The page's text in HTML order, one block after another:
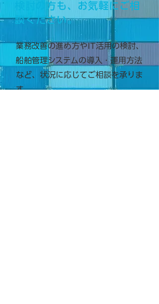
検討の方も、お気軽にご相
談ください。
業務改善の進め方やIT活用の検討、
船舶管理システムの導入・運用方法
など、状況に応じてご相談を承りま
す。